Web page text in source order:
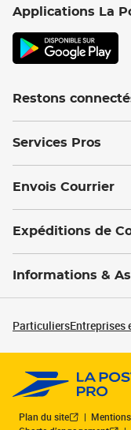
Applications La
Restons
Services Pros
Envois Courrier
Expéditions de
Informations &
ParticuliersEntreprises
Plan du site